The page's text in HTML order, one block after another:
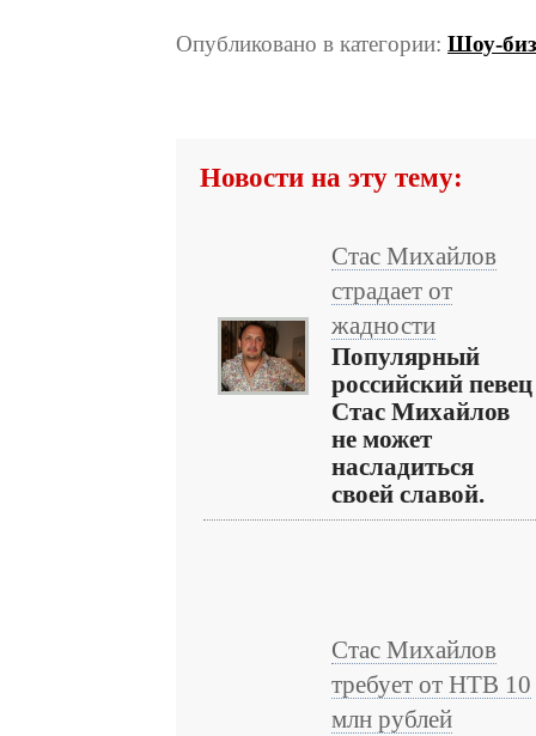
Опубликовано в категории: Шоу-
Новости на эту тему:
Стас Михайлов
страдает от
жадности
Популярный
российский певец
Стас Михайлов
не может
насладиться
своей славой.
Стас Михайлов
требует от НТВ 10
млн рублей